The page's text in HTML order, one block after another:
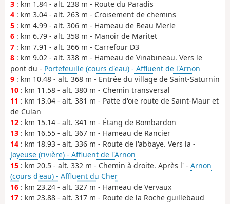
3 : km 1.84 - alt. 238 m - Route du Paradis
4 : km 3.04 - alt. 263 m - Croisement de chemins
5 : km 4.99 - alt. 306 m - Hameau de Beau Merle
6 : km 6.79 - alt. 358 m - Manoir de Maritet
7 : km 7.91 - alt. 366 m - Carrefour D3
8 : km 9.02 - alt. 338 m - Hameau de Vinabineau. Vers le
pont du - Portefeuille (cours d'eau) - Affluent de l'Arnon
9 : km 10.48 - alt. 368 m - Entrée du village de Saint-Saturnin
10 : km 11.58 - alt. 380 m - Chemin transversal
11 : km 13.04 - alt. 381 m - Patte d'oie route de Saint-Maur et
de Culan
12 : km 15.14 - alt. 341 m - Étang de Bombardon
13 : km 16.55 - alt. 367 m - Hameau de Rancier
14 : km 18.93 - alt. 336 m - Route de l'abbaye. Vers la -
Joyeuse (rivière) - Affluent de l'Arnon
15 : km 20.5 - alt. 332 m - Chemin à droite. Après l' - Arnon
(cours d'eau) - Affluent du Cher
16 : km 23.24 - alt. 327 m - Hameau de Vervaux
17 : km 23.88 - alt. 317 m - Route de la Roche guillebaud